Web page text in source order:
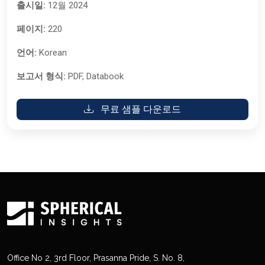
출시일: 12월 2024
페이지: 220
언어: Korean
보고서 형식: PDF, Databook
무료 샘플 다운로드
Office No 2, 3rd Floor, Prasanna Pride, S. No. 8,